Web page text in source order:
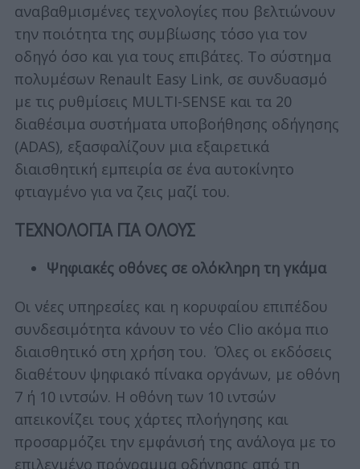
αναβαθμισμένες τεχνολογίες που βελτιώνουν
την ποιότητα της συμβίωσης τόσο για τον
οδηγό όσο και για τους επιβάτες. Το σύστημα
πολυμέσων Renault Easy Link, σε συνδυασμό
με τις ρυθμίσεις MULTI-SENSE και τα 20
διαθέσιμα συστήματα υποβοήθησης οδήγησης
(ADAS), εξασφαλίζουν μια εξαιρετικά
διαισθητική εμπειρία σε ένα αυτοκίνητο
φτιαγμένο για να ζεις μαζί του.
ΤΕΧΝΟΛΟΓΙΑ ΓΙΑ ΟΛΟΥΣ
Ψηφιακές οθόνες σε ολόκληρη τη γκάμα
Οι νέες υπηρεσίες και η κορυφαίου επιπέδου
συνδεσιμότητα κάνουν το νέο Clio ακόμα πιο
διαισθητικό στη χρήση του. Όλες οι εκδόσεις
διαθέτουν ψηφιακό πίνακα οργάνων, με οθόνη
7 ή 10 ιντσών. Η οθόνη των 10 ιντσών
απεικονίζει τους χάρτες πλοήγησης και
προσαρμόζει την εμφάνισή της ανάλογα με το
επιλεγμένο πρόγραμμα οδήγησης από τη